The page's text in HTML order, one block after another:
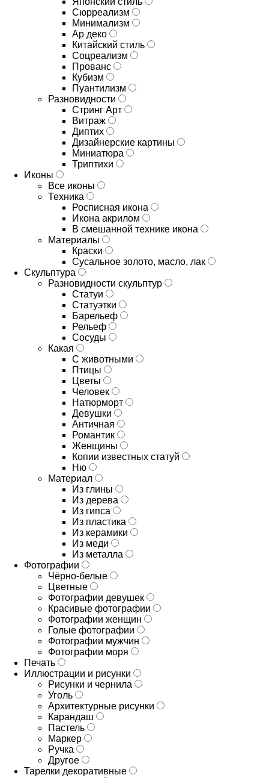
Сюрреализм
Минимализм
Ар деко
Китайский стиль
Соцреализм
Прованс
Кубизм
Пуантилизм
Разновидности
Стринг Арт
Витраж
Диптих
Дизайнерские картины
Миниатюра
Триптихи
Иконы
Все иконы
Техника
Росписная икона
Икона акрилом
В смешанной технике икона
Материалы
Краски
Сусальное золото, масло, лак
Скульптура
Разновидности скульптур
Статуи
Статуэтки
Барельеф
Рельеф
Сосуды
Какая
С животными
Птицы
Цветы
Человек
Натюрморт
Девушки
Античная
Романтик
Женщины
Копии известных статуй
Ню
Материал
Из глины
Из дерева
Из гипса
Из пластика
Из керамики
Из меди
Из металла
Фотографии
Чёрно-белые
Цветные
Фотографии девушек
Красивые фотографии
Фотографии женщин
Голые фотографии
Фотографии мужчин
Фотографии моря
Печать
Иллюстрации и рисунки
Рисунки и чернила
Уголь
Архитектурные рисунки
Карандаш
Пастель
Маркер
Ручка
Другое
Тарелки декоративные